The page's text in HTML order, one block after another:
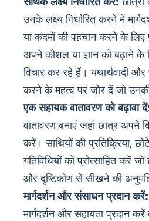
उनके लक्ष्य निर्धारित करने में
या कदमों की पहचान करने के लिए
अपने कौशल या ज्ञान को बढ़ाने
विचार कर रहे हैं। यथार्थवादी और
करने के महत्व पर जोर दें जो
एक सहायक वातावरण को बढ़ावा
वातावरण बनाएं जहां छात्र
करें। साथियों की प्रतिक्रिया,
गतिविधियों को प्रोत्साहित करें
और दृष्टिकोण से सीखने की
मार्गदर्शन और संसाधन प्रदान करें:
मार्गदर्शन और सहायता प्रदान करें